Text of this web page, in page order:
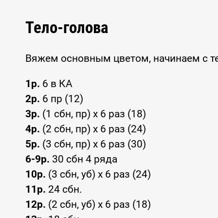
Тело-голова
Вяжем основным цветом, начинаем с
1р. 6 в КА
2р. 6 пр (12)
3р. (1 сбн, пр) x 6 раз (18)
4р. (2 сбн, пр) x 6 раз (24)
5р. (3 сбн, пр) x 6 раз (30)
6-9р. 30 сбн 4 ряда
10р. (3 сбн, уб) x 6 раз (24)
11р. 24 сбн.
12р. (2 сбн, уб) x 6 раз (18)